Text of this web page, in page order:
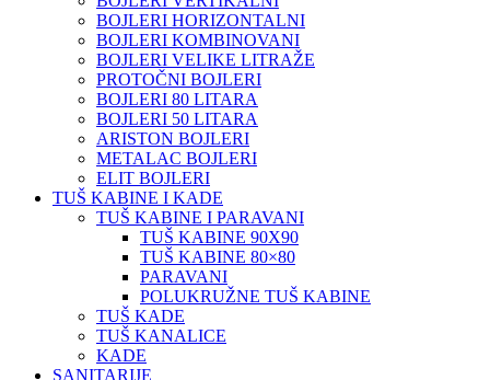
BOJLERI HORIZONTALNI
BOJLERI KOMBINOVANI
BOJLERI VELIKE LITRAŽE
PROTOČNI BOJLERI
BOJLERI 80 LITARA
BOJLERI 50 LITARA
ARISTON BOJLERI
METALAC BOJLERI
ELIT BOJLERI
TUŠ KABINE I KADE
TUŠ KABINE I PARAVANI
TUŠ KABINE 90X90
TUŠ KABINE 80×80
PARAVANI
POLUKRUŽNE TUŠ KABINE
TUŠ KADE
TUŠ KANALICE
KADE
SANITARIJE